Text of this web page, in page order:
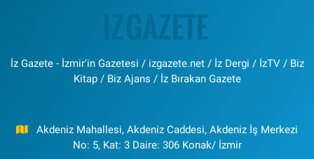
İz Gazete - İzmir'in Gazetesi / izgazete.net / İz Dergi / İzTV / Biz
Kitap / Biz Ajans / İz Bırakan Gazete
Akdeniz Mahallesi, Akdeniz Caddesi, Akdeniz İş Merkezi
No: 5, Kat: 3 Daire: 306 Konak/ İzmir